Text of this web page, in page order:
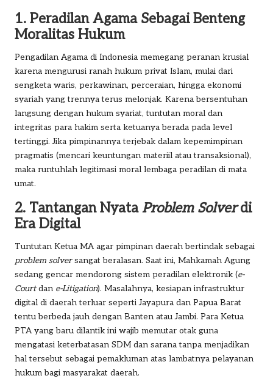
1. Peradilan Agama Sebagai Benteng
Moralitas Hukum
Pengadilan Agama di Indonesia memegang peranan krusial
karena mengurusi ranah hukum privat Islam, mulai dari
sengketa waris, perkawinan, perceraian, hingga ekonomi
syariah yang trennya terus melonjak. Karena bersentuhan
langsung dengan hukum syariat, tuntutan moral dan
integritas para hakim serta ketuanya berada pada level
tertinggi. Jika pimpinannya terjebak dalam kepemimpinan
pragmatis (mencari keuntungan materiil atau transaksional),
maka runtuhlah legitimasi moral lembaga peradilan di mata
umat.
2. Tantangan NyataProblem Solverdi
Era Digital
Tuntutan Ketua MA agar pimpinan daerah bertindak sebagai
problem solversangat beralasan. Saat ini, Mahkamah Agung
sedang gencar mendorong sistem peradilan elektronik (e-
Courtdan e-Litigation). Masalahnya, kesiapan infrastruktur
digital di daerah terluar seperti Jayapura dan Papua Barat
tentu berbeda jauh dengan Banten atau Jambi. Para Ketua
PTA yang baru dilantik ini wajib memutar otak guna
mengatasi keterbatasan SDM dan sarana tanpa menjadikan
hal tersebut sebagai pemakluman atas lambatnya pelayanan
hukum bagi masyarakat daerah.